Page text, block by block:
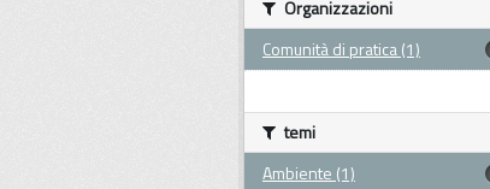
Organizzazioni
Comunità di pratica (1)
temi
Ambiente (1)